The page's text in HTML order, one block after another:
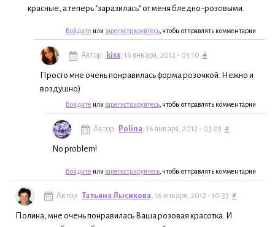
красные, а теперь "заразилась" от меня бледно-розовыми.
Войдите или зарегистрируйтесь , чтобы отправлять комментарии
Автор: kiss, 16 января, 2012 - 03:10 #
Просто мне очень понравилась форма розочкой. Нежно и
воздушно)
Войдите или зарегистрируйтесь , чтобы отправлять комментарии
Автор: Polina, 16 января, 2012 - 03:29 #
No problem!
Войдите или зарегистрируйтесь , чтобы отправлять комментарии
Автор: Татьяна Лысикова, 16 января, 2012 - 10:33 #
Полина, мне очень понравилась Ваша розовая красотка. И